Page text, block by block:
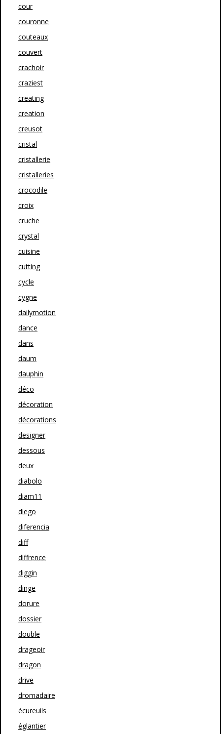
cour
couronne
couteaux
couvert
crachoir
craziest
creating
creation
creusot
cristal
cristallerie
cristalleries
crocodile
croix
cruche
crystal
cuisine
cutting
cycle
cygne
dailymotion
dance
dans
daum
dauphin
déco
décoration
décorations
designer
dessous
deux
diabolo
diam11
diego
diferencia
diff
diffrence
diggin
dinge
dorure
dossier
double
drageoir
dragon
drive
dromadaire
écureuils
églantier